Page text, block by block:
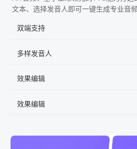
文本、选择发音人即可一键生成专业音
双端支持
多样发音人
效果编辑
效果编辑